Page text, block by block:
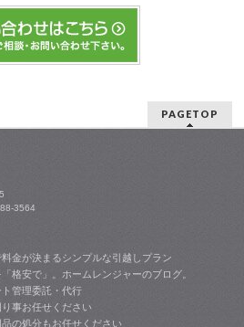
PAGETOP
3564
金が決まるシンプルな引越しプラン
格安で」。ホームレンジャーのブログ。
管理委託・代行
事お任せください
の処分もお任せください